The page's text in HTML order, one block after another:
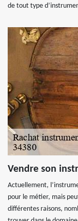
de tout type
Vendre son
Actuellement,
pour le métier, mais
différentes raisons,